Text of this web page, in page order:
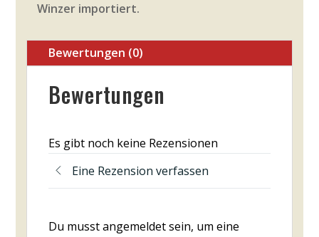
Winzer importiert.
Bewertungen (0)
Bewertungen
Es gibt noch keine Rezensionen
Eine Rezension verfassen
Du musst angemeldet sein, um eine